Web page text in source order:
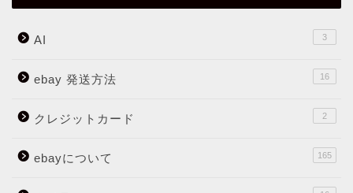
AI 3
ebay 発送方法 16
クレジットカード 2
ebayについて 165